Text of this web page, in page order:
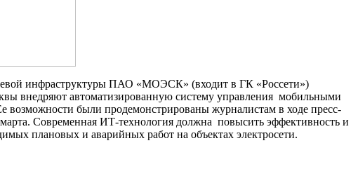
инфраструктуры ПАО «МОЭСК» (входит в ГК «Россети»)
внедряют автоматизированную систему управления мобильными
были продемонстрированы журналистам в ходе пресс-
марта. Современная ИТ-технология должна повысить эффективность и
плановых и аварийных работ на объектах электросети.